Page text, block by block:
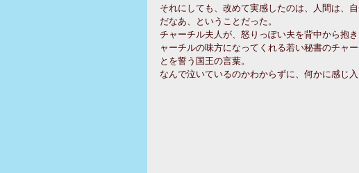
それにしても、改めて実感したのは、人間は、
だなあ、ということだった。
チャーチル夫人が、怒りっぽい夫を背中から抱
ャーチルの味方になってくれる若い秘書のチャ
とを誓う国王の言葉。
なんで泣いているのかわからずに、何かに感じ